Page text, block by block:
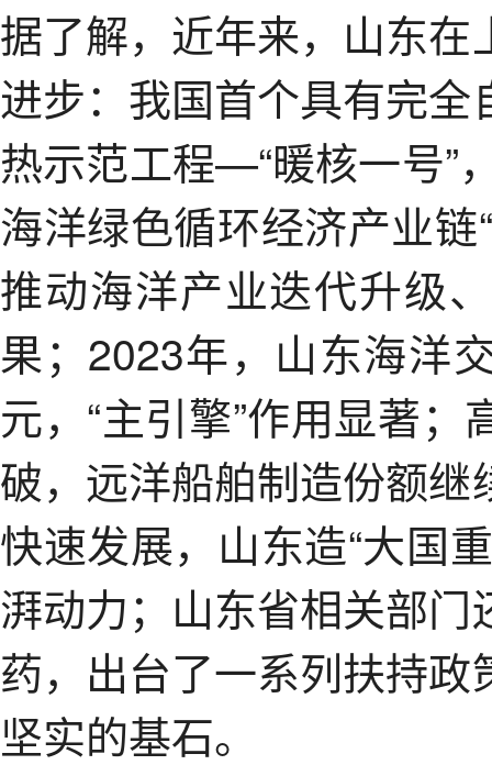
据了解，近年来，山东
进步：我国首个具有完
热示范工程—“暖核一号”
海洋绿色循环经济产业
推动海洋产业迭代升级
果；2023年，山东海洋
元，“主引擎”作用显著
破，远洋船舶制造份额
快速发展，山东造“大国
湃动力；山东省相关部
药，出台了一系列扶持
坚实的基石。